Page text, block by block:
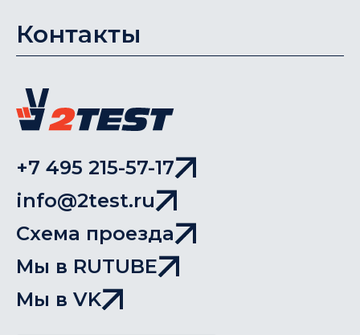
Контакты
+7 495 215-57-17
info@2test.ru
Схема проезда
Мы в RUTUBE
Мы в VK